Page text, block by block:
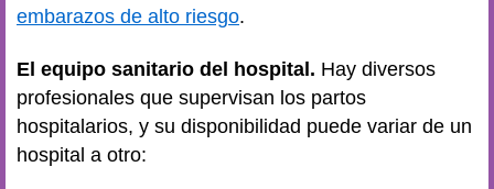
embarazos de alto riesgo.
El equipo sanitario del hospital. Hay diversos
profesionales que supervisan los partos
hospitalarios, y su disponibilidad puede variar de un
hospital a otro: